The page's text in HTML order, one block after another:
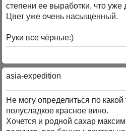
степени ее выработки, что уже
Цвет уже очень насыщенный.
Руки все чёрные:)
asia-expedition
Не могу определиться по какой
полусладкое красное вино.
Хочется и родной сахар